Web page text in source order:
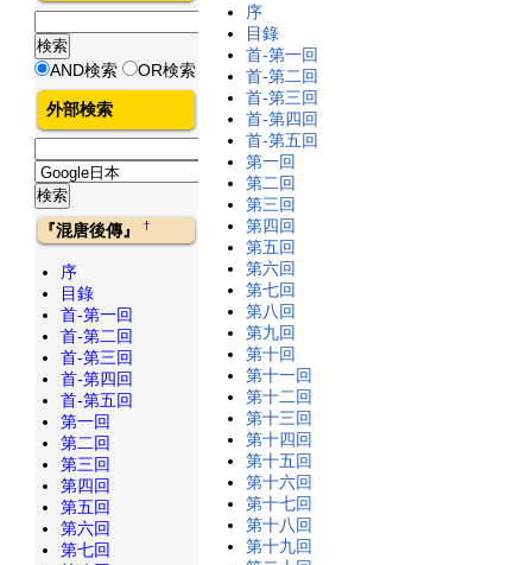
序
目錄
首-第一回
首-第二回
首-第三回
首-第四回
首-第五回
第一回
第二回
第三回
第四回
第五回
第六回
第七回
第八回
第九回
第十回
第十一回
第十二回
第十三回
第十四回
第十五回
第十六回
第十七回
第十八回
第十九回
AND検索 OR検索
外部検索
『混唐後傳』†
序
目錄
首-第一回
首-第二回
首-第三回
首-第四回
首-第五回
第一回
第二回
第三回
第四回
第五回
第六回
第七回